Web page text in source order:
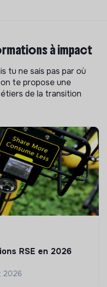
à impact
tu ne sais pas par où
te propose une
de la transition
RSE en 2026
2026